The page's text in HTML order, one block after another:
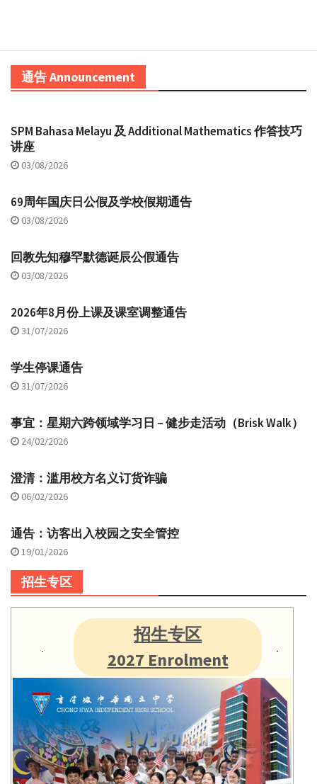
通告 Announcement
SPM Bahasa Melayu 及 Additional Mathematics 作答技巧
讲座
03/08/2026
69周年国庆日公假及学校假期通告
03/08/2026
回教先知穆罕默德诞辰公假通告
03/08/2026
2026年8月份上课及课室调整通告
31/07/2026
学生停课通告
31/07/2026
事宜：星期六跨领域学习日 – 健步走活动（Brisk Walk）
24/02/2026
澄清：滥用校方名义订货诈骗
06/02/2026
通告：访客出入校园之安全管控
19/01/2026
招生专区
招生专区
2027 Enrolment